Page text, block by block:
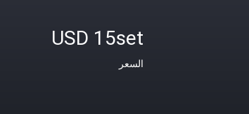
USD 15set
السعر